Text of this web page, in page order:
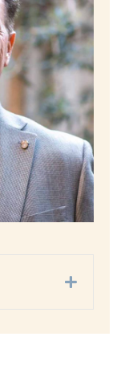
Expand